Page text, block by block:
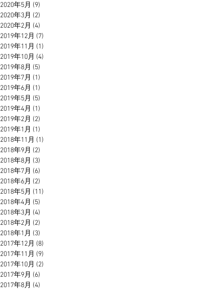
2020年5月 (9)
2020年3月 (2)
2020年2月 (4)
2019年12月 (7)
2019年11月 (1)
2019年10月 (4)
2019年8月 (5)
2019年7月 (1)
2019年6月 (1)
2019年5月 (5)
2019年4月 (1)
2019年2月 (2)
2019年1月 (1)
2018年11月 (1)
2018年9月 (2)
2018年8月 (3)
2018年7月 (6)
2018年6月 (2)
2018年5月 (11)
2018年4月 (5)
2018年3月 (4)
2018年2月 (2)
2018年1月 (3)
2017年12月 (8)
2017年11月 (9)
2017年10月 (2)
2017年9月 (6)
2017年8月 (4)